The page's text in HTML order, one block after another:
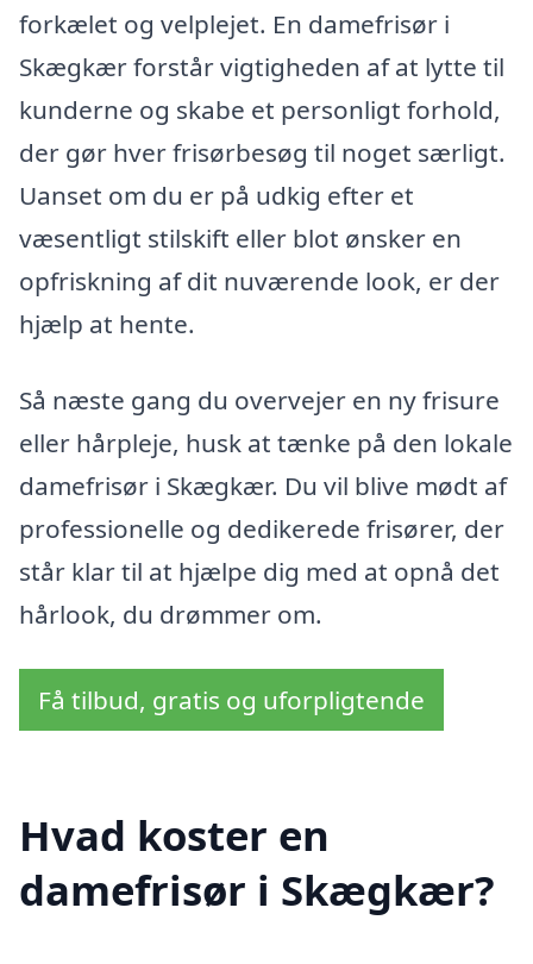
forkælet og velplejet. En damefrisør i
Skægkær forstår vigtigheden af at lytte til
kunderne og skabe et personligt forhold,
der gør hver frisørbesøg til noget særligt.
Uanset om du er på udkig efter et
væsentligt stilskift eller blot ønsker en
opfriskning af dit nuværende look, er der
hjælp at hente.
Så næste gang du overvejer en ny frisure
eller hårpleje, husk at tænke på den lokale
damefrisør i Skægkær. Du vil blive mødt af
professionelle og dedikerede frisører, der
står klar til at hjælpe dig med at opnå det
hårlook, du drømmer om.
Få tilbud, gratis og uforpligtende
Hvad koster en
damefrisør i Skægkær?